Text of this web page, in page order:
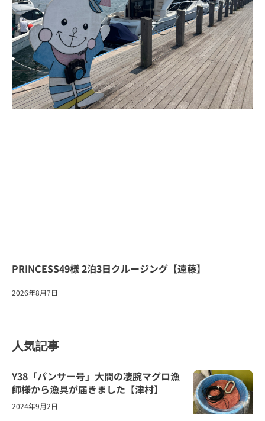
PRINCESS49様 2泊3日クルージング【遠藤】
2026年8月7日
人気記事
Y38「パンサー号」大間の凄腕マグロ漁
師様から漁具が届きました【津村】
2024年9月2日